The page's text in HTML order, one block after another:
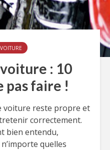
: 10
pas faire !
voiture reste propre et
correctement.
bien entendu,
quelles